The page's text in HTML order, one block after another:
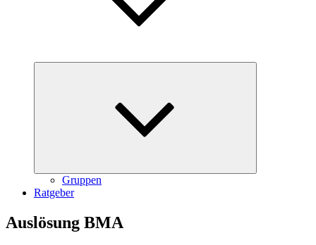
Gruppen
Ratgeber
Auslösung BMA